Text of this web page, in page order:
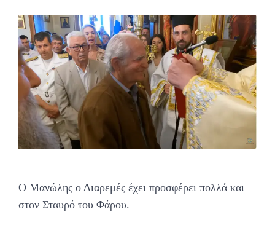
Ο Μανώλης ο Διαρεμές έχει προσφέρει πολλά και
στον Σταυρό του Φάρου.